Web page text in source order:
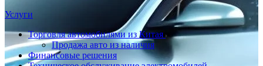
Услуги
Торговля автомобилями из Китая
Продажа авто из наличия
Финансовые решения